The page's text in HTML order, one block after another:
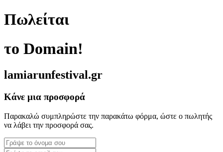
Πωλείται
το Domain!
lamiarunfestival.gr
Κάνε μια προσφορά
Παρακαλώ συμπληρώστε την παρακάτω φόρμα, ώστε ο πωλητής
να λάβει την προσφορά σας.